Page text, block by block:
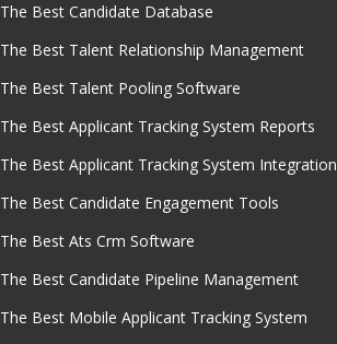
The Best Candidate Database
The Best Talent Relationship Management
The Best Talent Pooling Software
The Best Applicant Tracking System Reports
The Best Applicant Tracking System Integration
The Best Candidate Engagement Tools
The Best Ats Crm Software
The Best Candidate Pipeline Management
The Best Mobile Applicant Tracking System